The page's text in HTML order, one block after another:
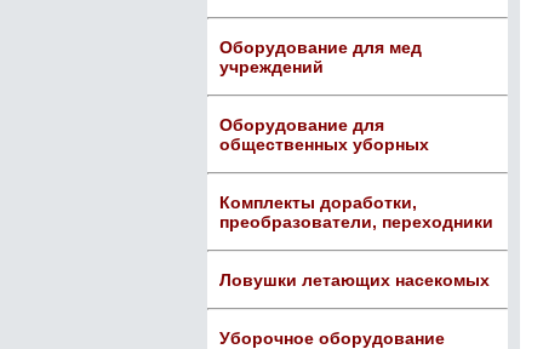
Оборудование для мед
учреждений
Оборудование для
общественных уборных
Комплекты доработки,
преобразователи, переходники
Ловушки летающих насекомых
Уборочное оборудование